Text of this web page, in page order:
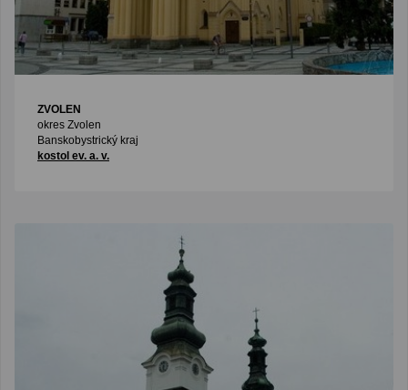
ZVOLEN
okres Zvolen
Banskobystrický kraj
kostol ev. a. v.